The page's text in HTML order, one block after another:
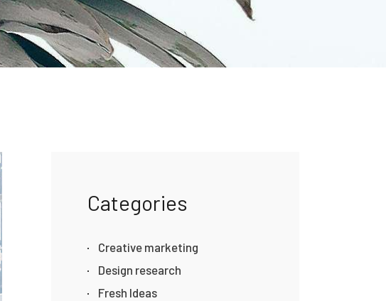
Categories
Creative marketing
Design research
Fresh Ideas